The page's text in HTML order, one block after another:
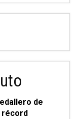
de
récord